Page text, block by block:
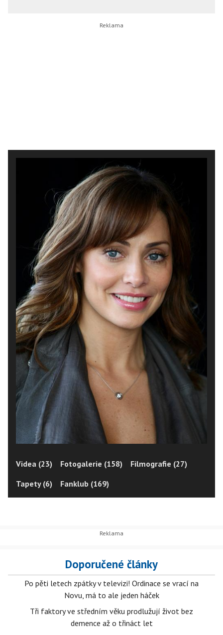
Videa (23) Fotogalerie (158)
Filmografie (27)
Tapety (6)
Fanklub (169)
Doporučené články
Po pěti letech zpátky v televizi! Ordinace se vrací na
Novu, má to ale jeden háček
Tři faktory ve středním věku prodlužují život bez
demence až o třináct let